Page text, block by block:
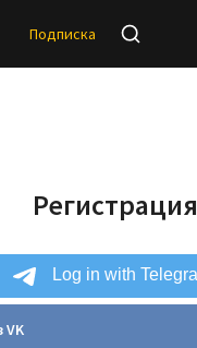
Подписка
Регистрация
VK